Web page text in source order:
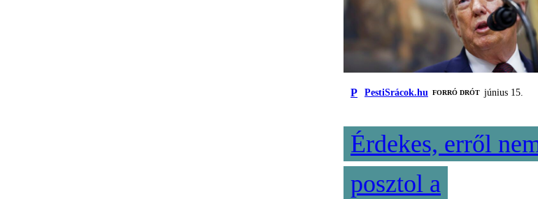
P PestiSrácok.hu FORRÓ DRÓT június 15.
Érdekes, erről
posztol a